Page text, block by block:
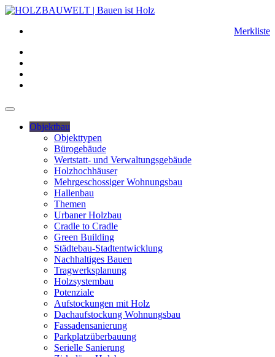
Merkliste
Objektbau
Objekttypen
Bürogebäude
Wertstatt- und Verwaltungsgebäude
Holzhochhäuser
Mehrgeschossiger Wohnungsbau
Hallenbau
Themen
Urbaner Holzbau
Cradle to Cradle
Green Building
Städtebau-Stadtentwicklung
Nachhaltiges Bauen
Tragwerksplanung
Holzsystembau
Potenziale
Aufstockungen mit Holz
Dachaufstockung Wohnungsbau
Fassadensanierung
Parkplatzüberbauung
Serielle Sanierung